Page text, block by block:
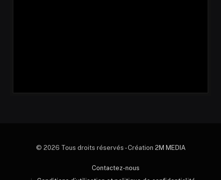
© 2026 Tous droits réservés - Création 2M MEDIA
Contactez-nous